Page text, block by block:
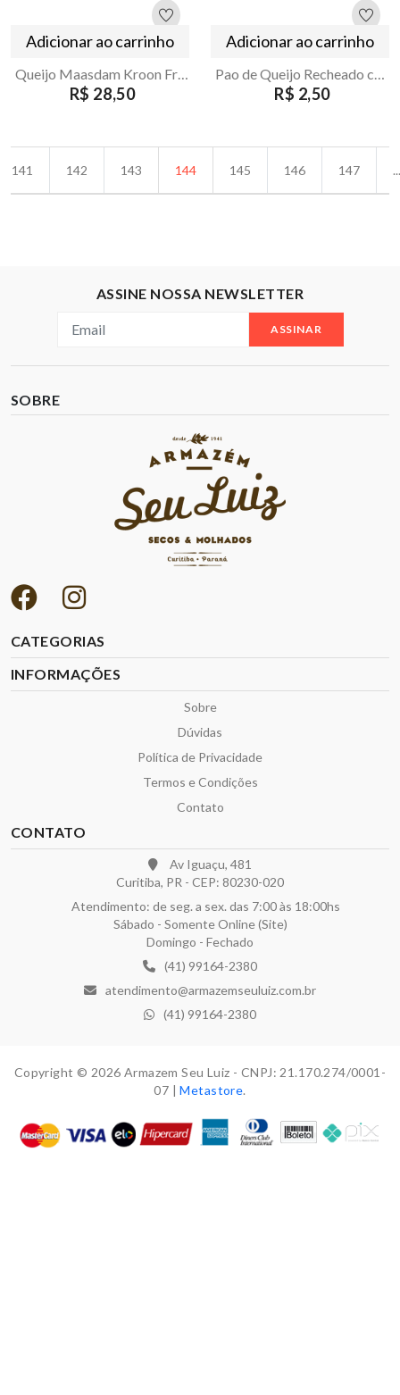
Adicionar ao carrinho
Queijo Maasdam Kroon Fracionado 150g
R$ 28,50
Adicionar ao carrinho
Pao de Queijo Recheado com Frango 32g
R$ 2,50
141 142 143 144 145 146 147 ...
ASSINE NOSSA NEWSLETTER
ASSINAR
SOBRE
CATEGORIAS
INFORMAÇÕES
Sobre
Dúvidas
Política de Privacidade
Termos e Condições
Contato
CONTATO
Av Iguaçu, 481
Curitiba, PR - CEP: 80230-020
Atendimento: de seg. a sex. das 7:00 às 18:00hs
Sábado - Somente Online (Site)
Domingo - Fechado
(41) 99164-2380
atendimento@armazemseuluiz.com.br
(41) 99164-2380
Copyright © 2026 Armazem Seu Luiz - CNPJ: 21.170.274/0001-
07 |Metastore.